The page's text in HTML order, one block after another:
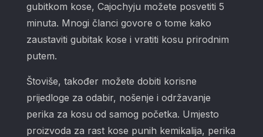
gubitkom kose, Cajochyju možete posvetiti 5
minuta. Mnogi članci govore o tome kako
zaustaviti gubitak kose i vratiti kosu prirodnim
putem.
Štoviše, također možete dobiti korisne
prijedloge za odabir, nošenje i održavanje
perika za kosu od samog početka. Umjesto
proizvoda za rast kose punih kemikalija, perika